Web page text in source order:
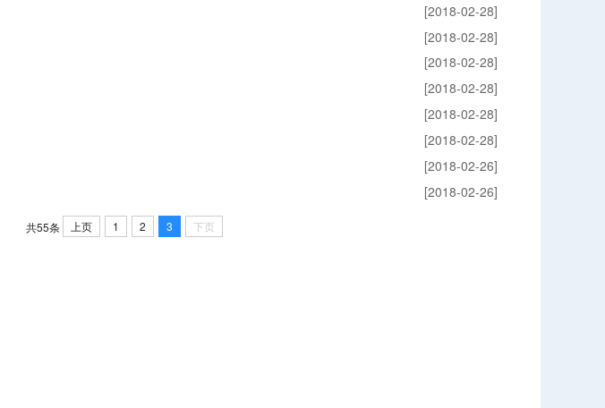
[2018-02-28]
[2018-02-28]
[2018-02-28]
[2018-02-28]
[2018-02-28]
[2018-02-28]
[2018-02-26]
[2018-02-26]
共55条 上页 1 2 3 下页